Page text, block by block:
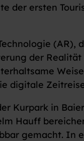
der ersten
der
digitale
Kurpark in
Hauff
gemacht. In